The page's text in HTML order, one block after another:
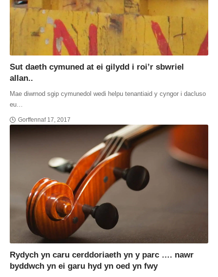
Sut daeth cymuned at ei gilydd i roi’r sbwriel
allan..
Mae diwrnod sgip cymunedol wedi helpu tenantiaid y cyngor i dacluso
eu…
Gorffennaf 17, 2017
Rydych yn caru cerddoriaeth yn y parc …. nawr
byddwch yn ei garu hyd yn oed yn fwy